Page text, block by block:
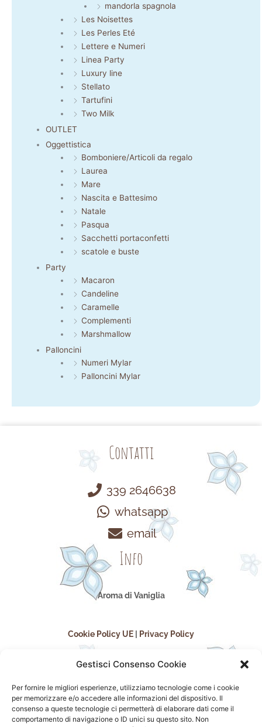
Gestisci Consenso Cookie
Per fornire le migliori esperienze, utilizziamo tecnologie come i cookie
per memorizzare e/o accedere alle informazioni del dispositivo. Il
consenso a queste tecnologie ci permetterà di elaborare dati come il
comportamento di navigazione o ID unici su questo sito. Non
mandorla spagnola
Les Noisettes
Les Perles Eté
Lettere e Numeri
Linea Party
Luxury line
Stellato
Tartufini
Two Milk
OUTLET
Oggettistica
Bomboniere/Articoli da regalo
Laurea
Mare
Nascita e Battesimo
Natale
Pasqua
Sacchetti portaconfetti
scatole e buste
Party
Macaron
Candeline
Caramelle
Complementi
Marshmallow
Palloncini
Numeri Mylar
Palloncini Mylar
Contatti
339 2646638
whatsapp
email
Info
Aroma di Vaniglia
Cookie Policy UE | Privacy Policy